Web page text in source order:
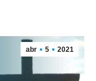
abr 5 2021